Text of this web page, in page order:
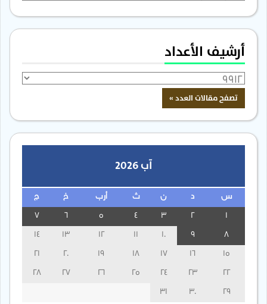
أرشيف الأعداد
آب 2026
س ن ث أرب خ ج
3
13
14
15
16
17
18
19
20
21
22
23
24
25
26
27
28
29
30
31